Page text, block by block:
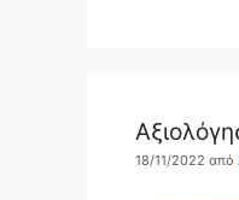
18/11/2022 από